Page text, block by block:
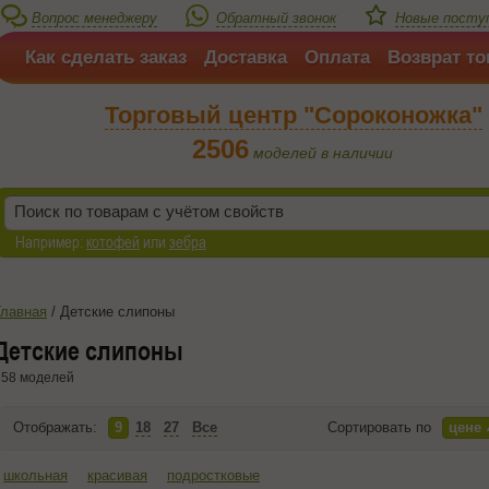
Например:котофей илизебра
Вопрос менеджеру Обратный звонок Новые
Как сделать заказ Доставка Оплата Возврат
Торговый центр "Сороконожка"
2506 моделей в наличии
/ Детские слипоны
слипоны
58 моделей
Отображать: 9 18 27 Все Сортировать по цене
школьная красивая подростковые